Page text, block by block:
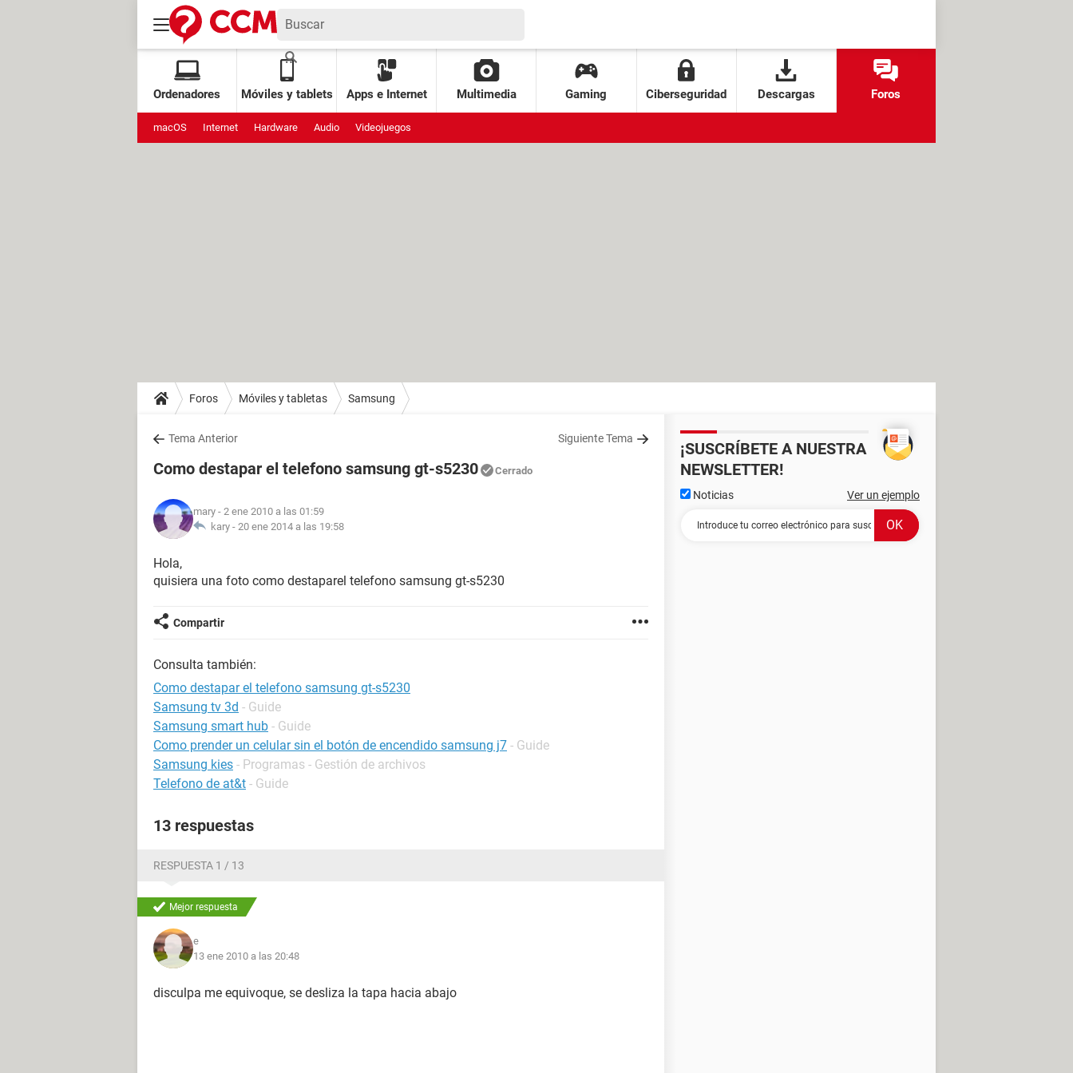
Ordenadores Móviles y tablets Apps e Internet Multimedia Gaming Ciberseguridad Descargas Foros
macOS Internet Hardware Audio Videojuegos
Foros Móviles y tabletas Samsung
Tema Anterior Siguiente Tema
Como destapar el telefono samsung gt-s5230 Cerrado
mary - 2 ene 2010 a las 01:59
kary - 20 ene 2014 a las 19:58
Hola,
quisiera una foto como destaparel telefono samsung gt-s5230
Compartir
Consulta también:
Como destapar el telefono samsung gt-s5230
Samsung tv 3d - Guide
Samsung smart hub - Guide
Como prender un celular sin el botón de encendido samsung j7 - Guide
Samsung kies - Programas - Gestión de archivos
Telefono de at&t - Guide
13 respuestas
RESPUESTA 1 / 13
Mejor respuesta
e
13 ene 2010 a las 20:48
disculpa me equivoque, se desliza la tapa hacia abajo
¡SUSCRÍBETE A NUESTRA
NEWSLETTER!
Noticias Ver un ejemplo